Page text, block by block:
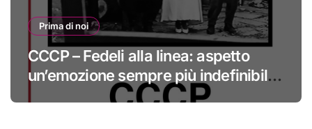
Prima di noi
CCCP – Fedeli alla linea: aspetto
un’emozione sempre più indefinibile
#primadinoi